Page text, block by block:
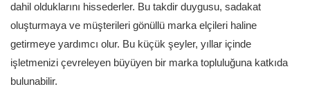
dahil olduklarını hissederler. Bu takdir duygusu, sadakat
oluşturmaya ve müşterileri gönüllü marka elçileri haline
getirmeye yardımcı olur. Bu küçük şeyler, yıllar içinde
işletmenizi çevreleyen büyüyen bir marka topluluğuna katkıda
bulunabilir.